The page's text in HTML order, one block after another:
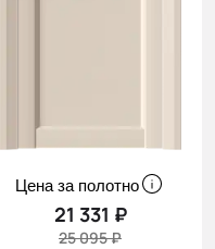
Цена за полотно
21 331 ₽
25 095 ₽